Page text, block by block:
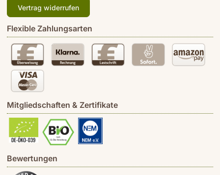
Vertrag widerrufen
Flexible Zahlungsarten
Mitgliedschaften & Zertifikate
Bewertungen